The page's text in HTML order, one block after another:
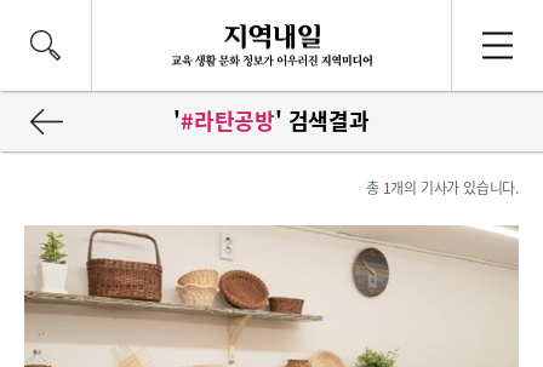
'#라탄공방' 검색결과
총 1개의 기사가 있습니다.